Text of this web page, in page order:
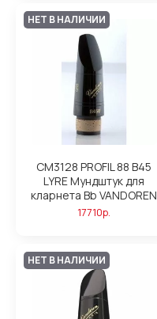
НЕТ В НАЛИЧИИ
CM3128 PROFIL 88 B45
LYRE Мундштук для
кларнета Bb VANDOREN
17710р.
НЕТ В НАЛИЧИИ